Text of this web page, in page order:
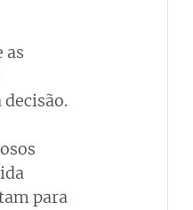
as
para